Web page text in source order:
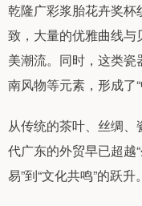
乾隆广彩浆胎花卉奖杯
致，大量的优雅曲线
美潮流。同时，这类
南风物等元素，形成了
从传统的茶叶、丝绸
代广东的外贸早已超越
易”到“文化共鸣”的跃升。